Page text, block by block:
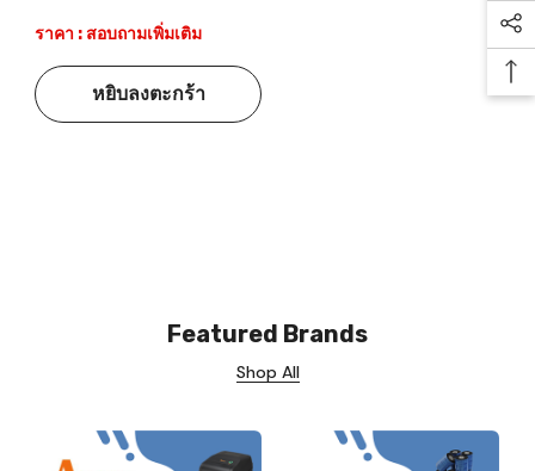
ราคา : สอบถามเพิ่มเติม
หยิบลงตะกร้า
Featured Brands
Shop All